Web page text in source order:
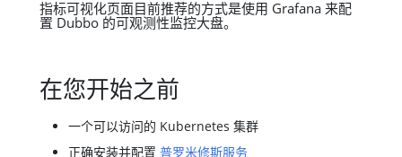
指标可视化页面目前推荐的方式是使用 Grafana 来配
置 Dubbo 的可观测性监控大盘。
在您开始之前
一个可以访问的 Kubernetes 集群
正确安装并配置 普罗米修斯服务